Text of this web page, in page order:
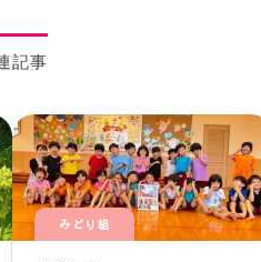
記事
みどり組